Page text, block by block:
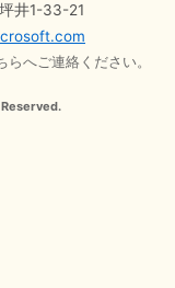
井1-33-21
へご連絡ください。